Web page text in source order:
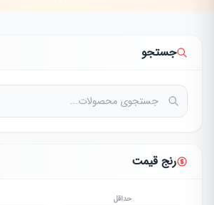
جستجو
رنج قیمت
حداقل